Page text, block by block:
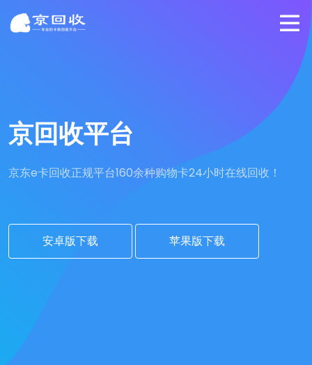
京回收平台
京东e卡回收正规平台160余种购物卡24小时在线回收！
安卓版下载 苹果版下载